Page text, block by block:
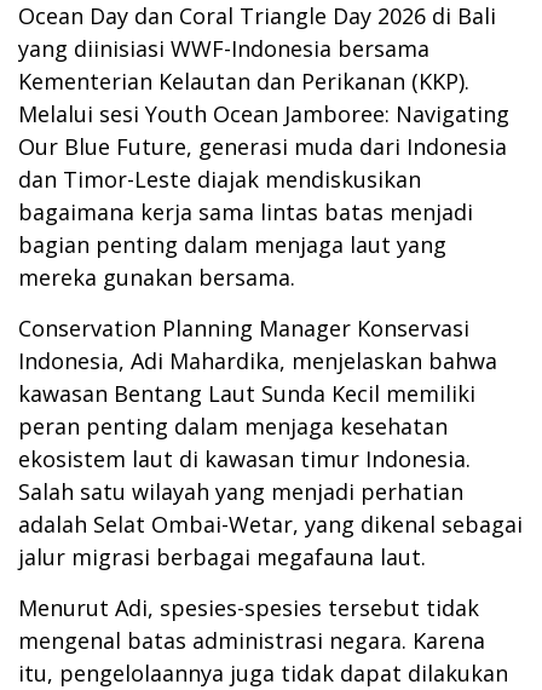
Ocean Day dan Coral Triangle Day 2026 di Bali
yang diinisiasi WWF-Indonesia bersama
Kementerian Kelautan dan Perikanan (KKP).
Melalui sesi Youth Ocean Jamboree: Navigating
Our Blue Future, generasi muda dari Indonesia
dan Timor-Leste diajak mendiskusikan
bagaimana kerja sama lintas batas menjadi
bagian penting dalam menjaga laut yang
mereka gunakan bersama.
Conservation Planning Manager Konservasi
Indonesia, Adi Mahardika, menjelaskan bahwa
kawasan Bentang Laut Sunda Kecil memiliki
peran penting dalam menjaga kesehatan
ekosistem laut di kawasan timur Indonesia.
Salah satu wilayah yang menjadi perhatian
adalah Selat Ombai-Wetar, yang dikenal sebagai
jalur migrasi berbagai megafauna laut.
Menurut Adi, spesies-spesies tersebut tidak
mengenal batas administrasi negara. Karena
itu, pengelolaannya juga tidak dapat dilakukan